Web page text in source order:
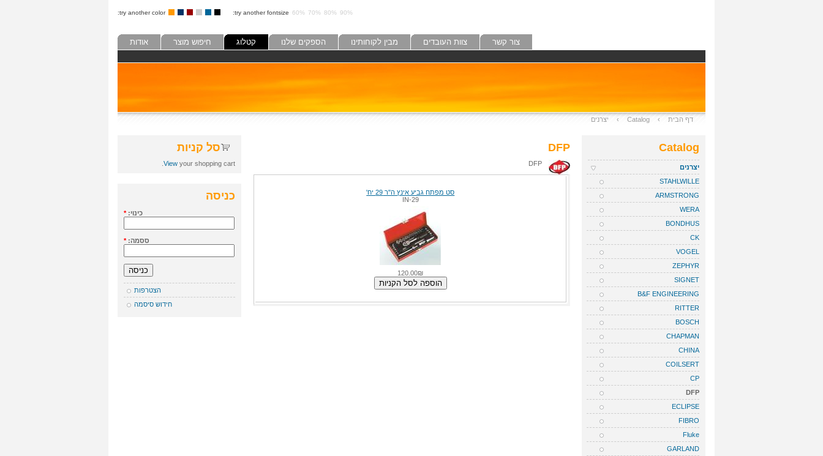
try another color: try another fontsize: 60% 70% 80% 90%
אודות חיפוש מוצר קטלוג הספקים שלנו מבין לקוחותינו צוות העובדים צור קשר
דף הבית ›
Catalog
› יצרנים
סל קניות
Viewyour shopping cart.
כניסה
כינוי:*
ססמה:*
הצטרפות
חידוש סיסמה
DFP
DFP
סט מפתח גביע אינץ ה"ר 29 יח'
29-IN
120.00₪
Catalog
יצרנים
STAHLWILLE
ARMSTRONG
WERA
BONDHUS
CK
VOGEL
ZEPHYR
SIGNET
B&F ENGINEERING
RITTER
BOSCH
CHAPMAN
CHINA
COILSERT
CP
DFP
ECLIPSE
FIBRO
Fluke
GARLAND